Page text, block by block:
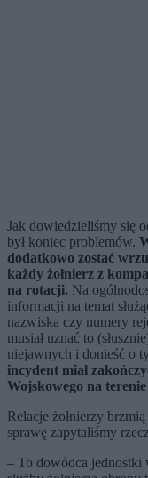
Jak dowiedzieliśmy się
był koniec problemów.
dodatkowo zostać
każdy żołnierz z
na rotacji. Na
informacji na temat
nazwiska czy numery
musiał uznać to
niejawnych i donieść o
incydent miał
Wojskowego na
Relacje żołnierzy
sprawę zapytaliśmy
– To dowódca jednostki